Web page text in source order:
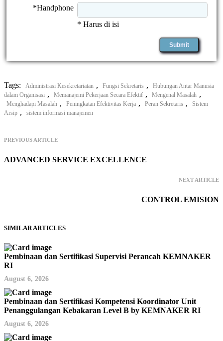
*Handphone
* Harus di isi
Tags: Administrasi Kesekretariatan , Fungsi Sekretaris ,
Hubungan Antar Manusia
dalam Organisasi , Memanajemi Pekerjaan Secara Efektif , Mengenal Masalah ,
Menghadapi Masalah , Peningkatan Efektivitas Kerja , Peran Sekretaris ,
Sistem
Arsip , sistem informasi manajemen
PREVIOUS ARTICLE
ADVANCED SERVICE EXCELLENCE
NEXT ARTICLE
CONTROL EMISION
SIMILAR ARTICLES
Pembinaan dan Sertifikasi Supervisi Perancah KEMNAKER
RI
August 6, 2026
Pembinaan dan Sertifikasi Kompetensi Koordinator Unit
Penanggulangan Kebakaran Level B by KEMNAKER RI
August 6, 2026